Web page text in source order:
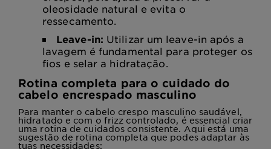
oleosidade natural e evita o
ressecamento.
Leave-in: Utilizar um leave-in após a
lavagem é fundamental para proteger os
fios e selar a hidratação.
Rotina completa para o cuidado do
cabelo encrespado masculino
Para manter o cabelo crespo masculino saudável,
hidratado e com o frizz controlado, é essencial criar
uma rotina de cuidados consistente. Aqui está uma
sugestão de rotina completa que podes adaptar às
tuas necessidades: